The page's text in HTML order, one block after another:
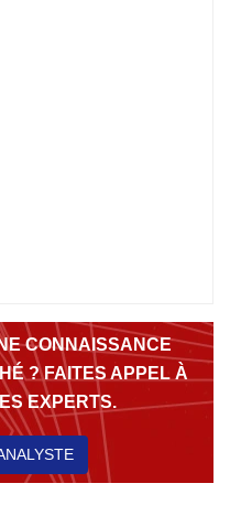
CONNAISSANCE
? FAITES APPEL À
EXPERTS.